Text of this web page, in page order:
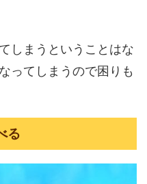
しまうということはな
ってしまうので困りも
る